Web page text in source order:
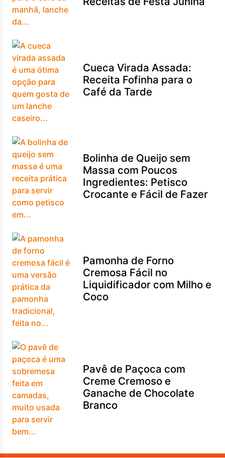
Cueca Virada Assada:
Receita Fofinha para o
Café da Tarde
Bolinha de Queijo sem
Massa com Poucos
Ingredientes: Petisco
Crocante e Fácil de Fazer
Pamonha de Forno
Cremosa Fácil no
Liquidificador com Milho e
Coco
Pavê de Paçoca com
Creme Cremoso e
Ganache de Chocolate
Branco